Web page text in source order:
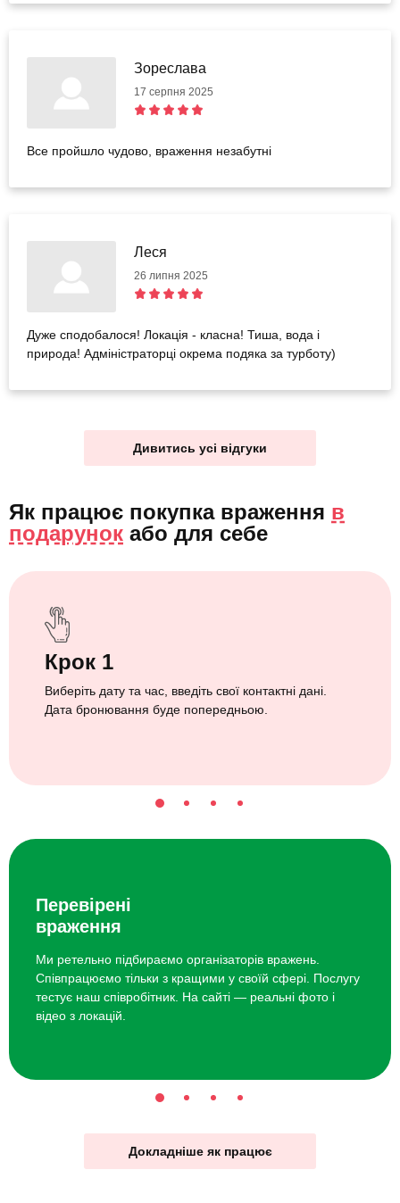
Зореслава
17 серпня 2025
Все пройшло чудово, враження незабутні
Леся
26 липня 2025
Дуже сподобалося! Локація - класна! Тиша, вода і
природа! Адміністраторці окрема подяка за турботу)
Дивитись усі відгуки
Як працює покупка враження в
подарунок або для себе
Крок 1
Виберіть дату та час, введіть свої контактні дані.
Дата бронювання буде попередньою.
Перевірені
враження
Ми ретельно підбираємо організаторів вражень.
Співпрацюємо тільки з кращими у своїй сфері. Послугу
тестує наш співробітник. На сайті — реальні фото і
відео з локацій.
Докладніше як працює